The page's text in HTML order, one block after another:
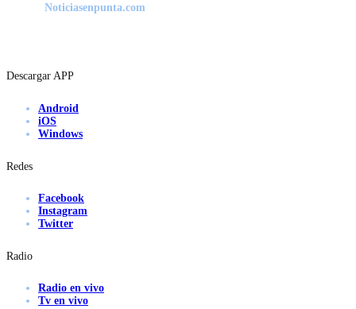
Noticiasenpunta.com
Descargar APP
Android
iOS
Windows
Redes
Facebook
Instagram
Twitter
Radio
Radio en vivo
Tv en vivo